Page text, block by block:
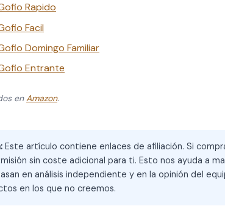
Rapido
Facil
Domingo Familiar
Entrante
enAmazon.
Este artículo contiene enlaces de afiliación. Si
sin coste adicional para ti. Esto nos ayuda a
en análisis independiente y en la opinión del
en los que no creemos.